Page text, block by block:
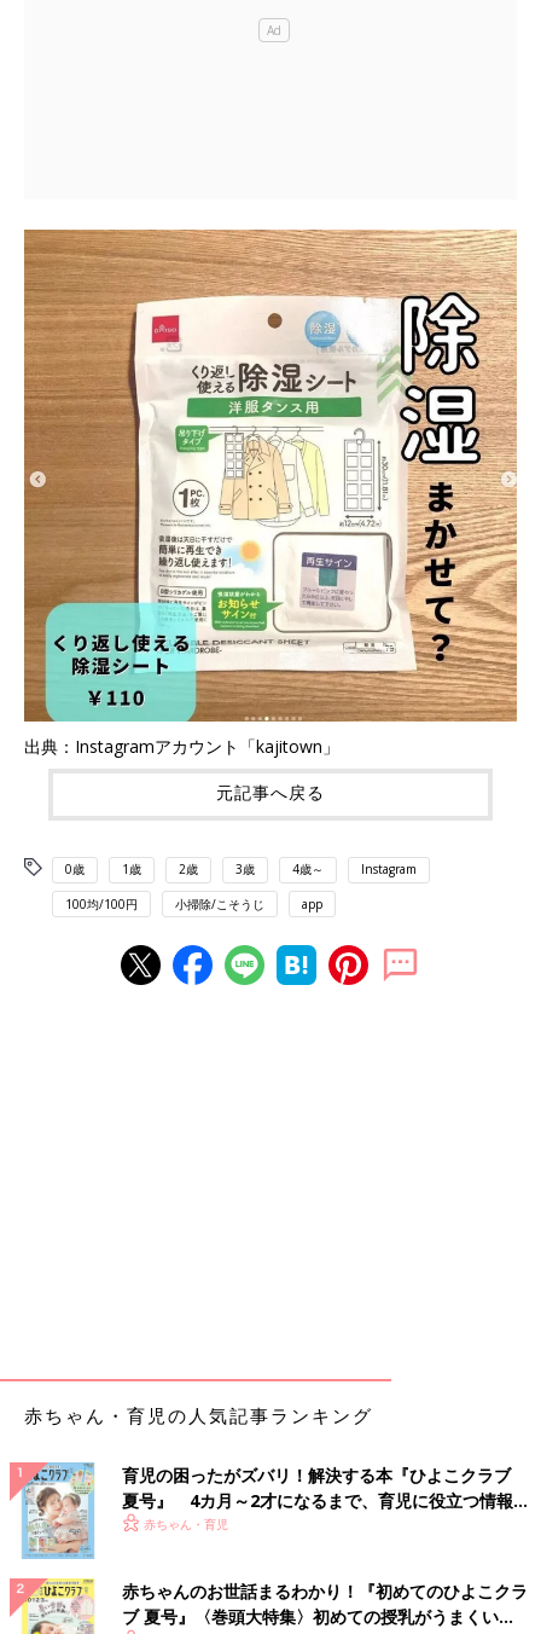
出典：Instagramアカウント「kajitown」
元記事へ戻る
0歳 1歳 2歳 3歳 4歳～ Instagram
100均/100円 小掃除/こそうじ app
赤ちゃん・育児の人気記事ランキング
育児の困ったがズバリ！解決する本『ひよこクラブ
夏号』 4カ月～2才になるまで、育児に役立つ情報が
いっぱい！
赤ちゃん・育児
赤ちゃんのお世話まるわかり！『初めてのひよこクラ
ブ 夏号』〈巻頭大特集〉初めての授乳がうまくい